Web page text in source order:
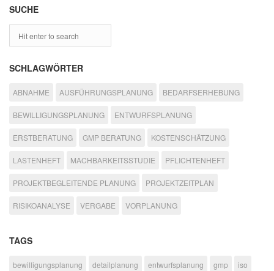
SUCHE
SCHLAGWÖRTER
ABNAHME AUSFÜHRUNGSPLANUNG BEDARFSERHEBUNG
BEWILLIGUNGSPLANUNG ENTWURFSPLANUNG
ERSTBERATUNG GMP BERATUNG KOSTENSCHÄTZUNG
LASTENHEFT MACHBARKEITSSTUDIE PFLICHTENHEFT
PROJEKTBEGLEITENDE PLANUNG PROJEKTZEITPLAN
RISIKOANALYSE VERGABE VORPLANUNG
TAGS
bewilligungsplanung detailplanung entwurfsplanung gmp iso